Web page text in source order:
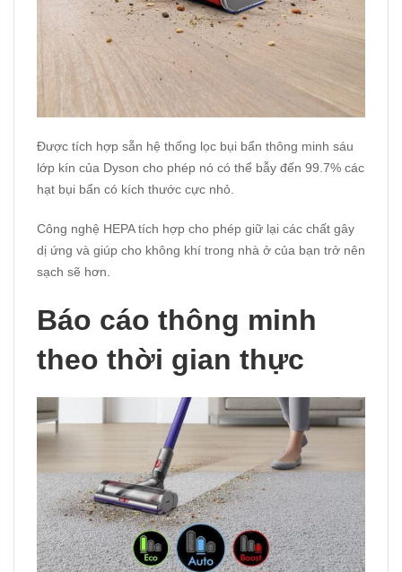
Được tích hợp sẵn hệ thống lọc bụi bẩn thông minh sáu
lớp kín của Dyson cho phép nó có thể bẫy đến 99.7% các
hạt bụi bẩn có kích thước cực nhỏ.
Công nghệ HEPA tích hợp cho phép giữ lại các chất gây
dị ứng và giúp cho không khí trong nhà ở của bạn trở nên
sạch sẽ hơn.
Báo cáo thông minh
theo thời gian thực